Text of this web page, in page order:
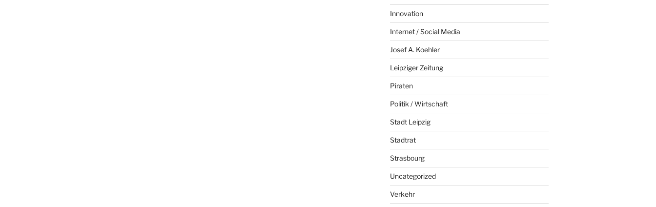
Innovation
Internet / Social Media
Josef A. Koehler
Leipziger Zeitung
Piraten
Politik / Wirtschaft
Stadt Leipzig
Stadtrat
Strasbourg
Uncategorized
Verkehr